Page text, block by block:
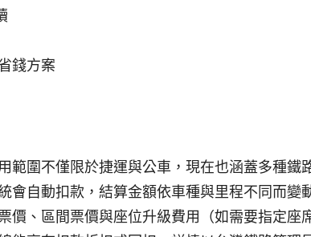
錢方案
範圍不僅限於捷運與公車，現在也涵蓋多種鐵
會自動扣款，結算金額依車種與里程不同而變
價、區間票價與座位升級費用（如需要指定座